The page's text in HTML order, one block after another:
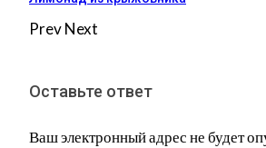
PrevNext
Оставьте ответ
Ваш электронный адрес не будет